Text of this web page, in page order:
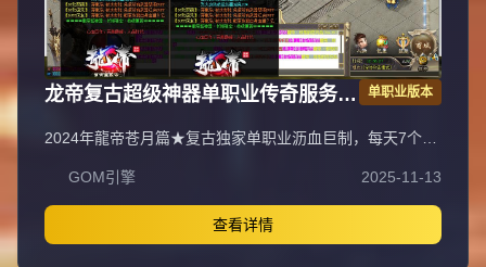
龙帝复古超级神器单职业传奇服务端
单职业版本
2024年龍帝苍月篇★复古独家单职业沥血巨制，每天7个新
点），1元=100000元宝+100荣誉+1000龍币+1充值点，无
合成所有装备全靠打，装备材料全爆让时间更值钱，新服合
区后攻城晚上统一拿沙奖励千元RMB，万元封挂网关严惩
外挂，六年老品牌长期良心服，老板玩家都能激情玩！
GOM引擎 2025-11-13
查看详情